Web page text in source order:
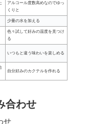
アルコール度数高めなのでゆっ
くりと
少量の水を加える
色々試して好みの温度を見つけ
る
いつもと違う味わいを楽しめる
自分好みのカクテルを作れる
合わせ